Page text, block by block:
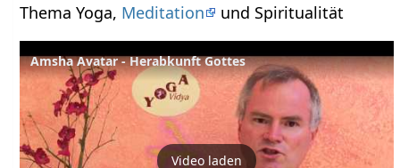
Thema Yoga, Meditation und Spiritualität
Amsha Avatar - Herabkunft Gottes
Video laden